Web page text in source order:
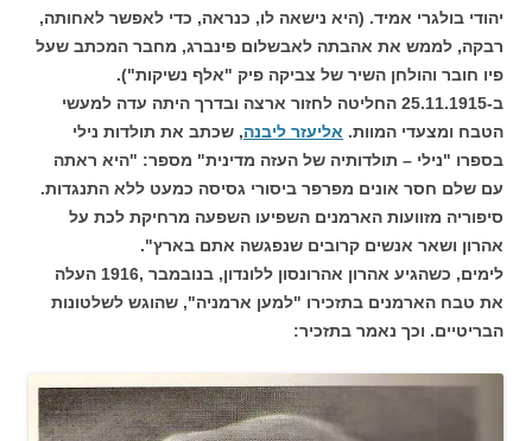
יהודי בולגרי אמיד. (היא נישאה לו, כנראה, כדי לאפשר לאחותה,
רבקה, לממש את אהבתה לאבשלום פינברג, מחבר המכתב שעל
פיו חובר והולחן השיר של צביקה פיק "אלף נשיקות").
ב-25.11.1915 החליטה לחזור ארצה ובדרך היתה עדה למעשי
הטבח ומצעדי המוות. אליעזר ליבנה, שכתב את תולדות נילי
בספרו "נילי – תולדותיה של העזה מדינית" מספר: "היא ראתה
עם שלם חסר אונים מפרפר ביסורי גסיסה כמעט ללא התנגדות.
סיפוריה מזוועות הארמנים השפיעו השפעה מרחיקת לכת על
אהרון ושאר אנשים קרובים שנפגשה אתם בארץ".
לימים, כשהגיע אהרון אהרונסון ללונדון, בנובמבר ,1916 העלה
את טבח הארמנים בתזכירו "למען ארמניה", שהוגש לשלטונות
הבריטיים. וכך נאמר בתזכיר: